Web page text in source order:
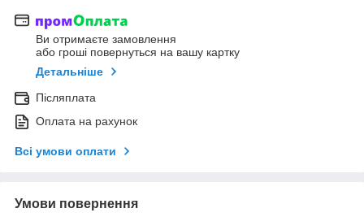
Ви отримаєте замовлення
або гроші повернуться на вашу картку
Детальніше
Післяплата
Оплата на рахунок
Всі умови оплати
Умови повернення